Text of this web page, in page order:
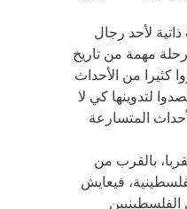
لأحد رجال
مهمة من تاريخ
كثيرا من الأحداث
لتدوينها كي لا
المتسارعة
بالقرب من
فيعايش
الفلسطينيين